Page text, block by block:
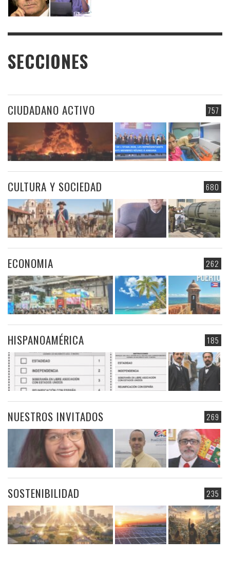
SECCIONES
757
CIUDADANO ACTIVO
680
CULTURA Y SOCIEDAD
262
ECONOMIA
185
HISPANOAMÉRICA
269
NUESTROS INVITADOS
235
SOSTENIBILIDAD